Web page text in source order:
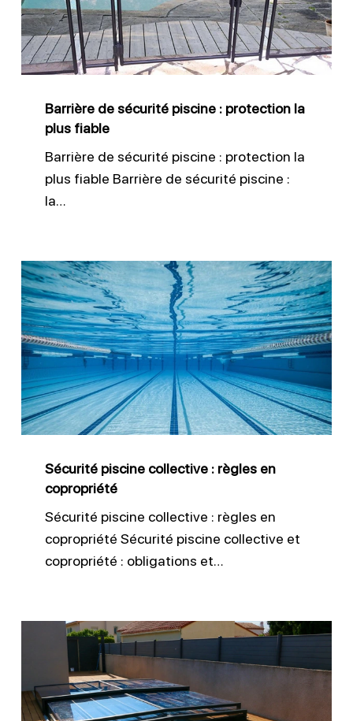
:
protection
la
fiable
Barrière de sécurité piscine : protection la
plus fiable
Barrière de sécurité piscine : protection la
plus fiable Barrière de sécurité piscine :
la…
Sécurité
piscine
collective
:
règles
en
copropriété
Sécurité piscine collective : règles en
copropriété
Sécurité piscine collective : règles en
copropriété Sécurité piscine collective et
copropriété : obligations et…
Entretien
équipements
de